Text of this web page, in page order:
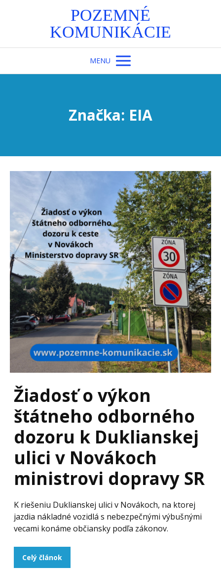
POZEMNÉ
KOMUNIKÁCIE
MENU
Značka: EIA
Žiadosť o výkon
štátneho odborného
dozoru k Duklianskej
ulici v Novákoch
ministrovi dopravy SR
K riešeniu Duklianskej ulici v Novákoch, na ktorej
jazdia nákladné vozidlá s nebezpečnými výbušnými
vecami konáme občiansky podľa zákonov.
Celý článok